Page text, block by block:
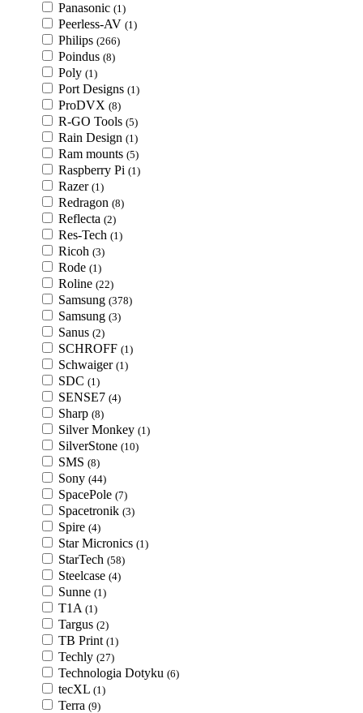
Panasonic (1)
Peerless-AV (1)
Philips (266)
Poindus (8)
Poly (1)
Port Designs (1)
ProDVX (8)
R-GO Tools (5)
Rain Design (1)
Ram mounts (5)
Raspberry Pi (1)
Razer (1)
Redragon (8)
Reflecta (2)
Res-Tech (1)
Ricoh (3)
Rode (1)
Roline (22)
Samsung (378)
Samsung (3)
Sanus (2)
SCHROFF (1)
Schwaiger (1)
SDC (1)
SENSE7 (4)
Sharp (8)
Silver Monkey (1)
SilverStone (10)
SMS (8)
Sony (44)
SpacePole (7)
Spacetronik (3)
Spire (4)
Star Micronics (1)
StarTech (58)
Steelcase (4)
Sunne (1)
T1A (1)
Targus (2)
TB Print (1)
Techly (27)
Technologia Dotyku (6)
tecXL (1)
Terra (9)